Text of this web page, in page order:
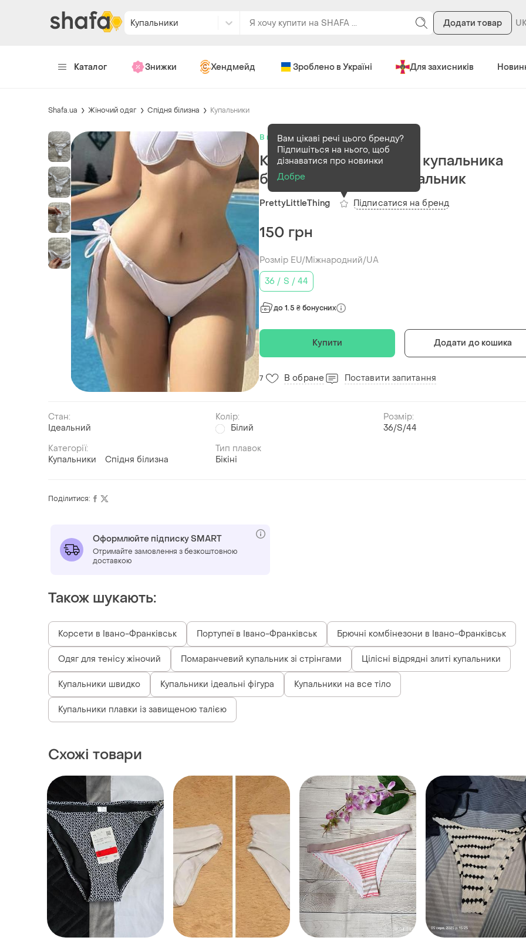
Купальники Додати товар
Каталог Знижки Хендмейд Зроблено в Україні Для захисників
Shafa.ua Жіночий одяг Спідня білизна Купальники
В наявності1 шт
Купальні труси низ від купальника
бікіні білі купальні купальник
PrettyLittleThing
Вам цікаві речі цього бренду?
Підпишіться на нього, щоб
дізнаватися про новинки
Добре
Підписатися на бренд
150 грн
Розмір EU/Міжнародний/UA
36 / S / 44
до 1.5 ₴ бонусних
Купити Додати до кошика
7 В обране Поставити запитання
Стан:
Ідеальний
Колір:
Білий
Розмір:
36/S/44
Категорії:
Купальники
Спідня білизна
Тип плавок
Бікіні
Поділитися:
Оформлюйте підписку SMART
Отримайте замовлення з безкоштовною
доставкою
Також шукають:
Корсети в Івано-Франківськ Портупеї в Івано-Франківськ Брючні комбінезони в Івано-Франківськ
Одяг для тенісу жіночий Помаранчевий купальник зі стрінгами Цілісні відрядні злиті купальники
Купальники швидко Купальники ідеальні фігура Купальники на все тіло
Купальники плавки із завищеною талією
Схожі товари